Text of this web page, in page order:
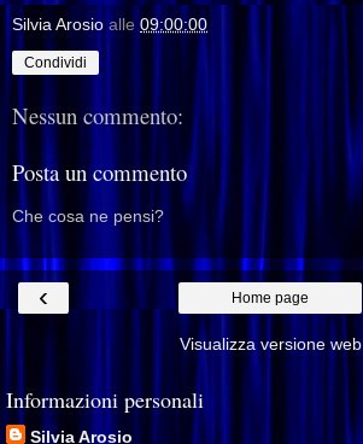
Silvia Arosio alle 09:00:00
Condividi
Nessun commento:
Posta un commento
Che cosa ne pensi?
‹ Home page
Visualizza versione web
Informazioni personali
Silvia Arosio